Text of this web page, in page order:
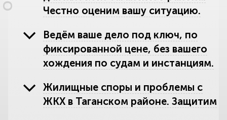
Честно оценим вашу ситуацию.
Ведём ваше дело под ключ, по
фиксированной цене, без вашего
хождения по судам и инстанциям.
Жилищные споры и проблемы с
ЖКХ в Таганском районе. Защитим